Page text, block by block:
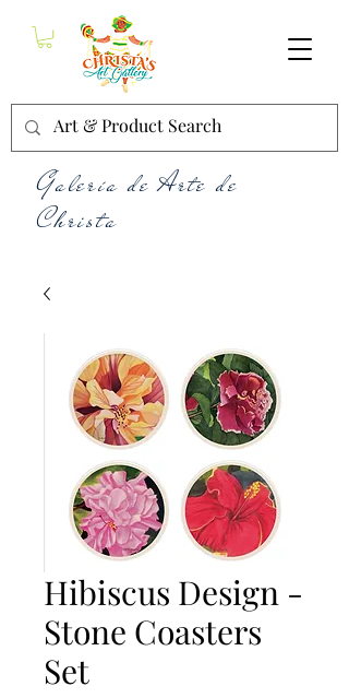
Galería de Arte de
Christa
Hibiscus Design -
Stone Coasters
Set